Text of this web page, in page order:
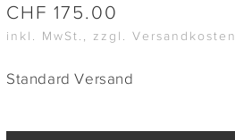
CHF 175.00
inkl. MwSt., zzgl. Versandkosten
Standard Versand